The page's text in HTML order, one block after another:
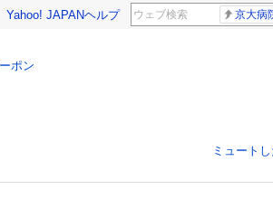
Yahoo! JAPANヘルプ 京大病
ポン
ミュート